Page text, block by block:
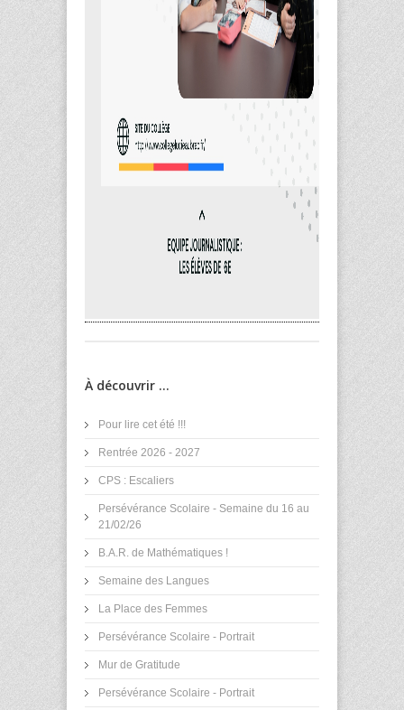
À découvrir ...
Pour lire cet été !!!
Rentrée 2026 - 2027
CPS : Escaliers
Persévérance Scolaire - Semaine du 16 au
21/02/26
B.A.R. de Mathématiques !
Semaine des Langues
La Place des Femmes
Persévérance Scolaire - Portrait
Mur de Gratitude
Persévérance Scolaire - Portrait